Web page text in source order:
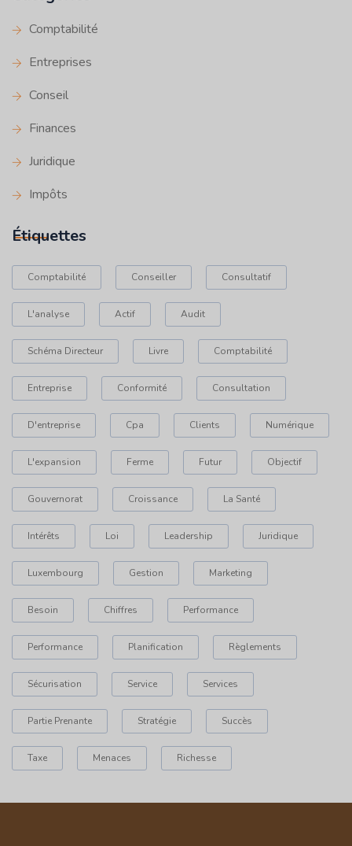
Comptabilité
Entreprises
Conseil
Finances
Juridique
Impôts
Étiquettes
Comptabilité Conseiller Consultatif
L'analyse Actif Audit
Schéma Directeur Livre Comptabilité
Entreprise Conformité Consultation
D'entreprise Cpa Clients Numérique
L'expansion Ferme Futur Objectif
Gouvernorat Croissance La Santé
Intérêts Loi Leadership Juridique
Luxembourg Gestion Marketing
Besoin Chiffres Performance
Performance Planification Règlements
Sécurisation Service Services
Partie Prenante Stratégie Succès
Taxe Menaces Richesse